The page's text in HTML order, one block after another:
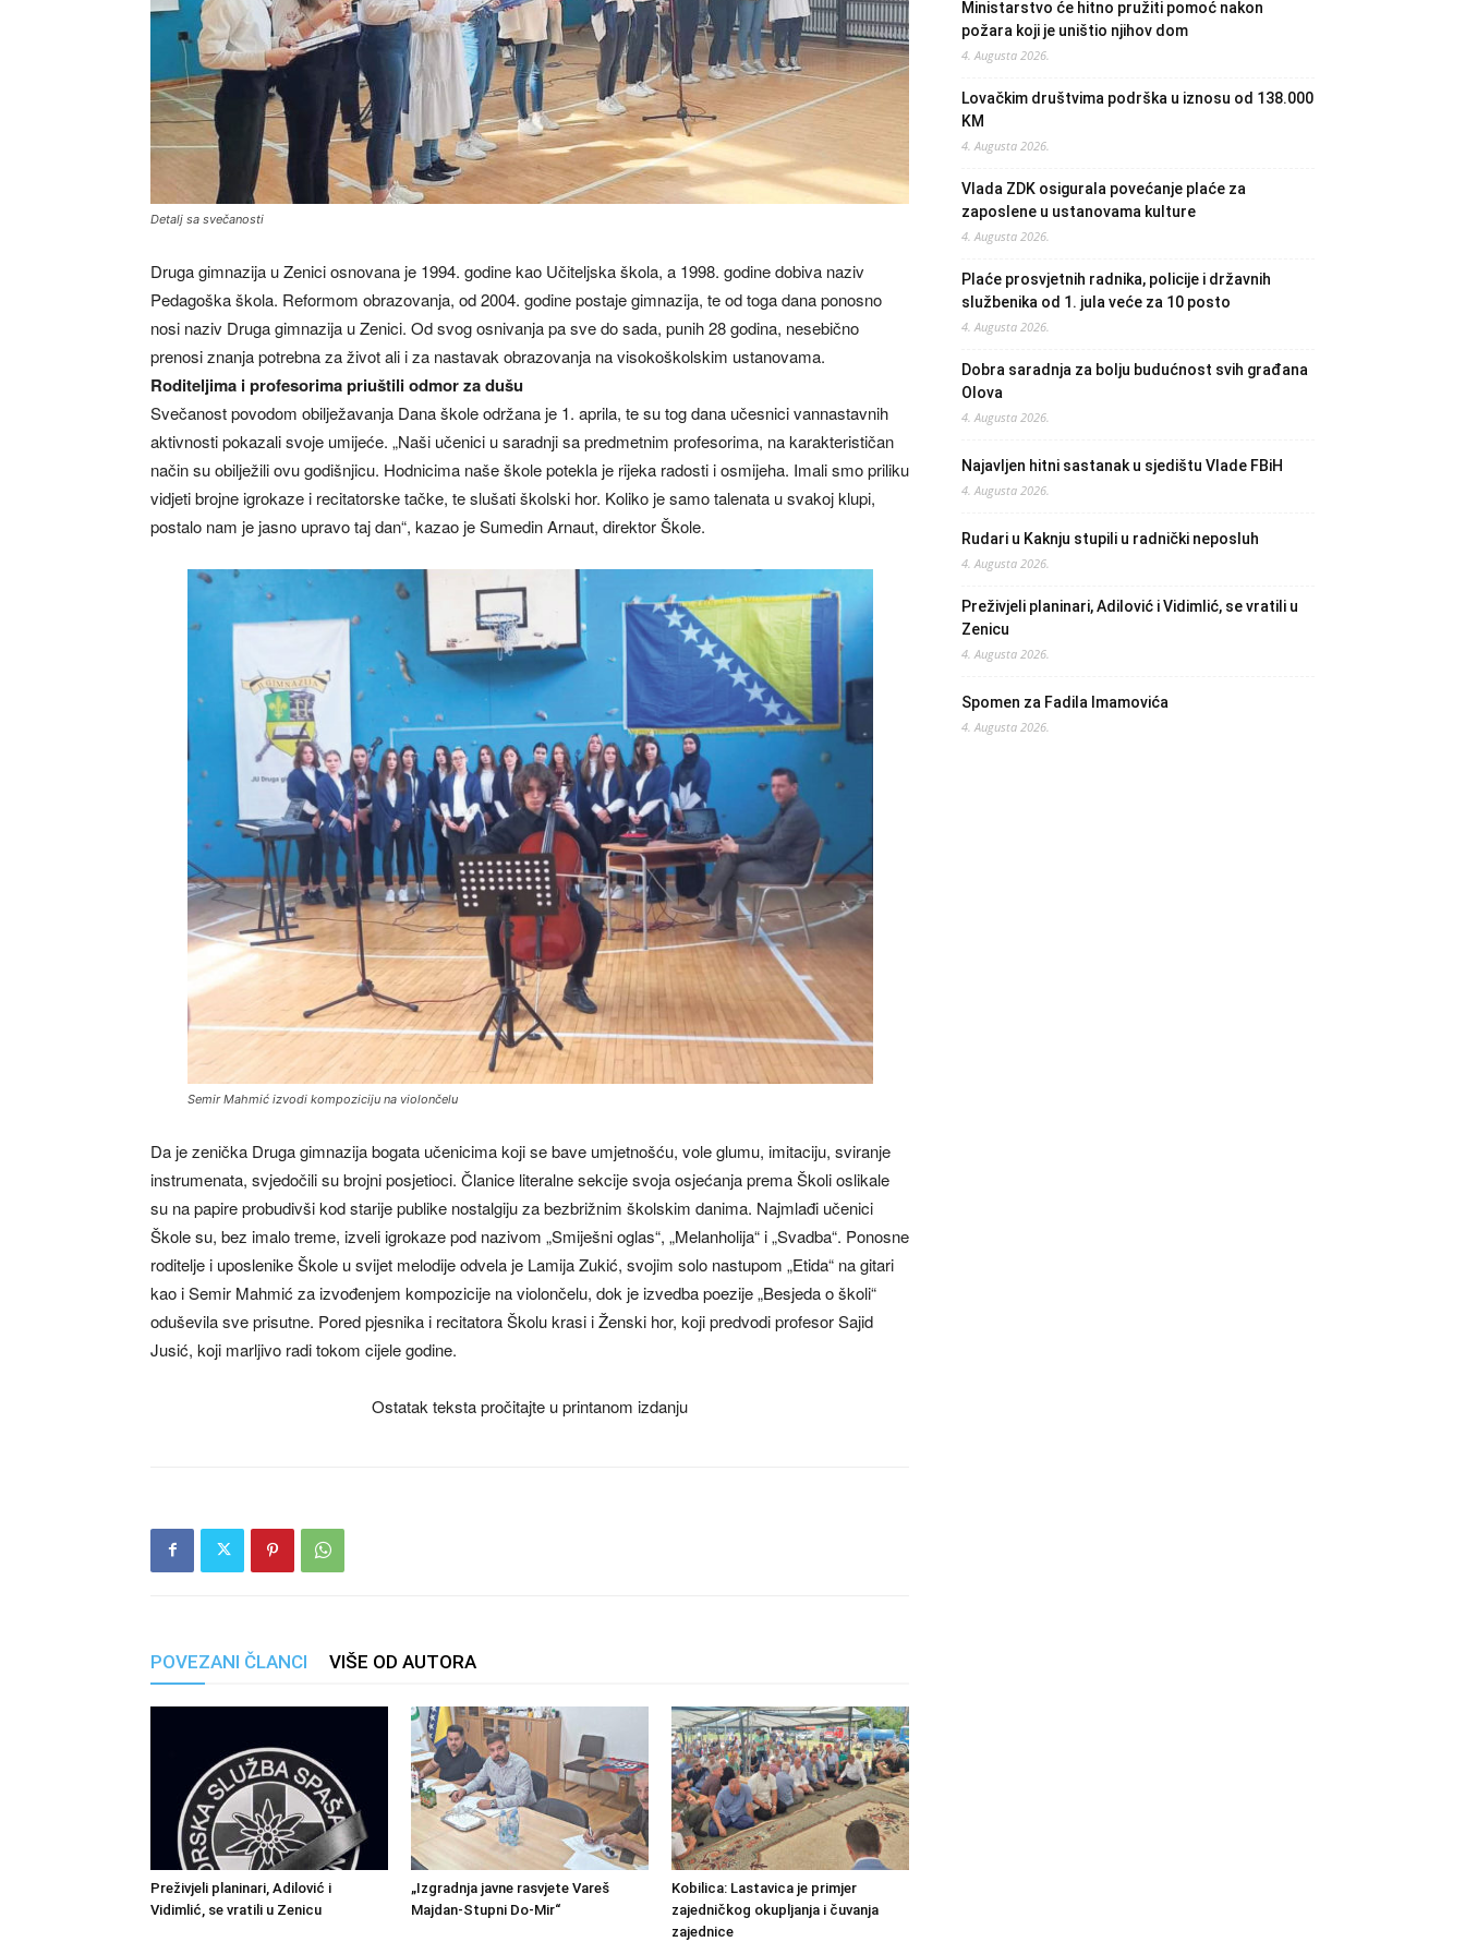
Detalj sa svečanosti
Druga gimnazija u Zenici osnovana je 1994. godine kao Učiteljska škola, a 1998. godine dobiva naziv
Pedagoška škola. Reformom obrazovanja, od 2004. godine postaje gimnazija, te od toga dana ponosno
nosi naziv Druga gimnazija u Zenici. Od svog osnivanja pa sve do sada, punih 28 godina, nesebično
prenosi znanja potrebna za život ali i za nastavak obrazovanja na visokoškolskim ustanovama.
Roditeljima i profesorima priuštili odmor za dušu
Svečanost povodom obilježavanja Dana škole održana je 1. aprila, te su tog dana učesnici vannastavnih
aktivnosti pokazali svoje umijeće. „Naši učenici u saradnji sa predmetnim profesorima, na karakterističan
način su obilježili ovu godišnjicu. Hodnicima naše škole potekla je rijeka radosti i osmijeha. Imali smo priliku
vidjeti brojne igrokaze i recitatorske tačke, te slušati školski hor. Koliko je samo talenata u svakoj klupi,
postalo nam je jasno upravo taj dan“, kazao je Sumedin Arnaut, direktor Škole.
Semir Mahmić izvodi kompoziciju na violončelu
Da je zenička Druga gimnazija bogata učenicima koji se bave umjetnošću, vole glumu, imitaciju, sviranje
instrumenata, svjedočili su brojni posjetioci. Članice literalne sekcije svoja osjećanja prema Školi oslikale
su na papire probudivši kod starije publike nostalgiju za bezbrižnim školskim danima. Najmlađi učenici
Škole su, bez imalo treme, izveli igrokaze pod nazivom „Smiješni oglas“, „Melanholija“ i „Svadba“. Ponosne
roditelje i uposlenike Škole u svijet melodije odvela je Lamija Zukić, svojim solo nastupom „Etida“ na gitari
kao i Semir Mahmić za izvođenjem kompozicije na violončelu, dok je izvedba poezije „Besjeda o školi“
oduševila sve prisutne. Pored pjesnika i recitatora Školu krasi i Ženski hor, koji predvodi profesor Sajid
Jusić, koji marljivo radi tokom cijele godine.
Ostatak teksta pročitajte u printanom izdanju
POVEZANI ČLANCI VIŠE OD AUTORA
Preživjeli planinari, Adilović i
Vidimlić, se vratili u Zenicu
„Izgradnja javne rasvjete Vareš
Majdan-Stupni Do-Mir“
Kobilica: Lastavica je primjer
zajedničkog okupljanja i čuvanja
zajednice
Ministarstvo će hitno pružiti pomoć nakon
požara koji je uništio njihov dom
4. Augusta 2026.
Lovačkim društvima podrška u iznosu od 138.000
KM
4. Augusta 2026.
Vlada ZDK osigurala povećanje plaće za
zaposlene u ustanovama kulture
4. Augusta 2026.
Plaće prosvjetnih radnika, policije i državnih
službenika od 1. jula veće za 10 posto
4. Augusta 2026.
Dobra saradnja za bolju budućnost svih građana
Olova
4. Augusta 2026.
Najavljen hitni sastanak u sjedištu Vlade FBiH
4. Augusta 2026.
Rudari u Kaknju stupili u radnički neposluh
4. Augusta 2026.
Preživjeli planinari, Adilović i Vidimlić, se vratili u
Zenicu
4. Augusta 2026.
Spomen za Fadila Imamovića
4. Augusta 2026.